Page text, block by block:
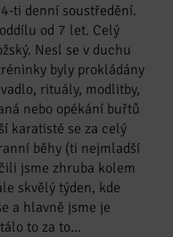
ti denní soustředění.
od 7 let. Celý
Nesl se v duchu
byly prokládány
rituály, modlitby,
nebo opékání buřtů
karatisté se za celý
běhy (ti nejmladší
jsme zhruba kolem
skvělý týden, kde
a hlavně jsme je
to za to…